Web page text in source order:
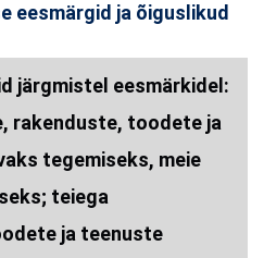
eesmärgid ja õiguslikud
järgmistel eesmärkidel:
rakenduste, toodete ja
tegemiseks, meie
teiega
ja teenuste